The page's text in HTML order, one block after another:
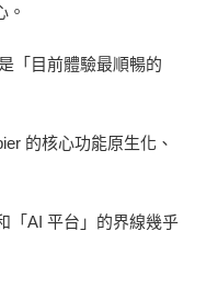
。
「目前體驗最順暢的
的核心功能原生化、
「AI 平台」的界線幾乎